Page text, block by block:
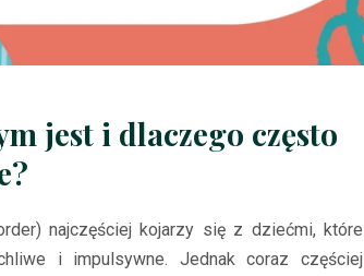
jest i dlaczego często
najczęściej kojarzy się z dziećmi, które
i impulsywne. Jednak coraz częściej